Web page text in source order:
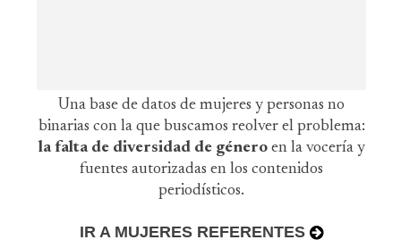
Una base de datos de mujeres y personas no
binarias con la que buscamos reolver el problema:
la falta de diversidad de género en la vocería y
fuentes autorizadas en los contenidos
periodísticos.
IR A MUJERES REFERENTES